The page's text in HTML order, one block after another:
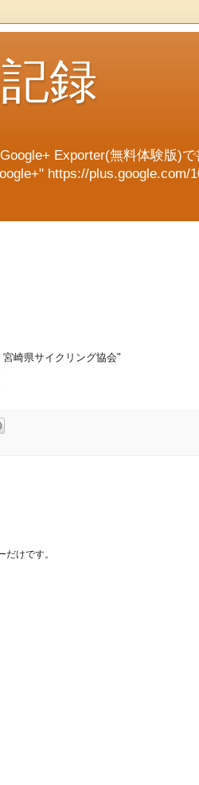
録
Exporter(無料体験版)
https://plus.google.com/
崎県サイクリング協会"
けです。